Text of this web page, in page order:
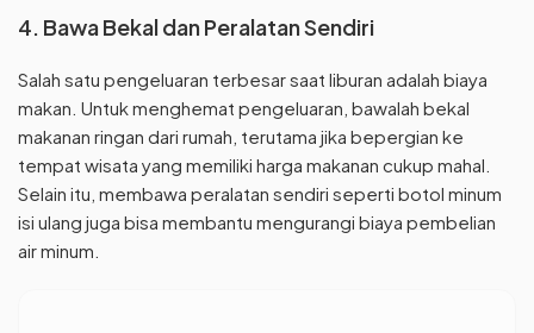
4. Bawa Bekal dan Peralatan Sendiri
Salah satu pengeluaran terbesar saat liburan adalah biaya
makan. Untuk menghemat pengeluaran, bawalah bekal
makanan ringan dari rumah, terutama jika bepergian ke
tempat wisata yang memiliki harga makanan cukup mahal.
Selain itu, membawa peralatan sendiri seperti botol minum
isi ulang juga bisa membantu mengurangi biaya pembelian
air minum.